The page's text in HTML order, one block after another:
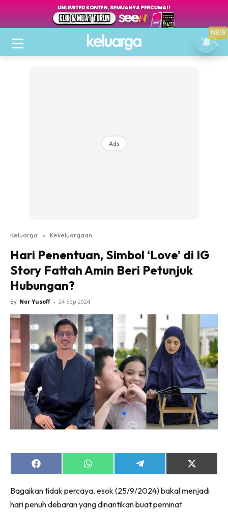
Ads
Keluarga » Kekeluargaan
Hari Penentuan, Simbol ‘Love’ di IG
Story Fattah Amin Beri Petunjuk
Hubungan?
By Nor Yusoff - 24 Sep 2024
Share
on
Share
on
Share
on
Share
on
(Twitter)
Bagaikan tidak percaya, esok (25/9/2024) bakal menjadi
hari penuh debaran yang dinantikan buat peminat
NEW